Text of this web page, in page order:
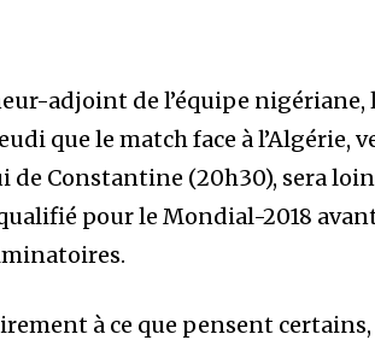
adjoint de l’équipe
que le match face à l’Algérie,
de Constantine (20h30), sera
pour le Mondial-2018
à ce que pensent